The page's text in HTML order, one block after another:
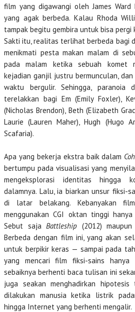
film yang digawangi oleh James
yang agak berbeda. Kalau Rhoda
tampak begitu gembira untuk bisa
Sakti itu, realitas terlihat berbeda bagi
menikmati pesta makan malam di
pada malam ketika sebuah komet
kejadian ganjil justru bermunculan,
waktu bergulir. Sehingga, paranoia
terelakkan bagi Em (Emily Foxler),
(Nicholas Brendon), Beth (Elizabeth
Laurie (Lauren Maher), Hugh (Hugo
Scafaria).
Apa yang bekerja ekstra baik dalam
bertumpu pada visualisasi yang
mengeksplorasi identitas hingga
dalamnya. Lalu, ia biarkan unsur fiksi-
di latar belakang. Kebanyakan
menggunakan CGI oktan tinggi
Sebut saja Battleship (2012) maupun
Berbeda dengan film ini, yang akan
untuk berpikir keras — sampai pada
yang mencari film fiksi-sains hanya
sebaiknya berhenti baca tulisan ini
juga seakan menghadirkan
dilakukan manusia ketika listrik
hingga Internet yang berhenti mengalir.